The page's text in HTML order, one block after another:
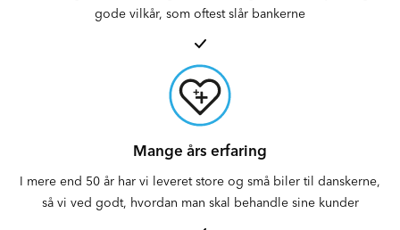
gode vilkår, som oftest slår bankerne
Mange års erfaring
I mere end 50 år har vi leveret store og små biler til danskerne,
så vi ved godt, hvordan man skal behandle sine kunder